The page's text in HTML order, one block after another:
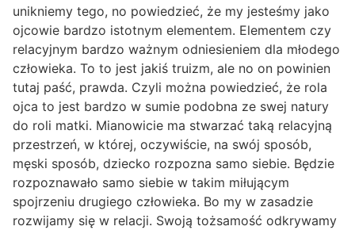
unikniemy tego, no powiedzieć, że my jesteśmy jako
ojcowie bardzo istotnym elementem. Elementem czy
relacyjnym bardzo ważnym odniesieniem dla młodego
człowieka. To to jest jakiś truizm, ale no on powinien
tutaj paść, prawda. Czyli można powiedzieć, że rola
ojca to jest bardzo w sumie podobna ze swej natury
do roli matki. Mianowicie ma stwarzać taką relacyjną
przestrzeń, w której, oczywiście, na swój sposób,
męski sposób, dziecko rozpozna samo siebie. Będzie
rozpoznawało samo siebie w takim miłującym
spojrzeniu drugiego człowieka. Bo my w zasadzie
rozwijamy się w relacji. Swoją tożsamość odkrywamy